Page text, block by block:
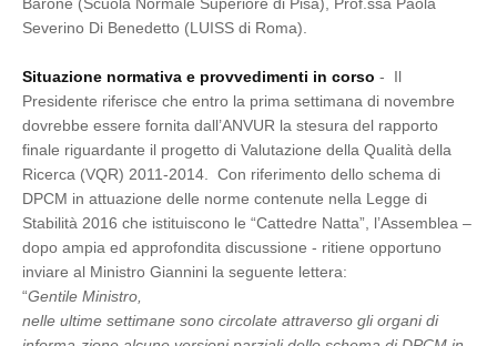
Severino Di Benedetto (LUISS di Roma).
Situazione normativa e provvedimenti in corso - Il
Presidente riferisce che entro la prima settimana di novembre
dovrebbe essere fornita dall’ANVUR la stesura del rapporto
finale riguardante il progetto di Valutazione della Qualità della
Ricerca (VQR) 2011-2014. Con riferimento dello schema di
DPCM in attuazione delle norme contenute nella Legge di
Stabilità 2016 che istituiscono le “Cattedre Natta”, l’Assemblea –
dopo ampia ed approfondita discussione - ritiene opportuno
inviare al Ministro Giannini la seguente lettera:
“Gentile Ministro,
nelle ultime settimane sono circolate attraverso gli organi di